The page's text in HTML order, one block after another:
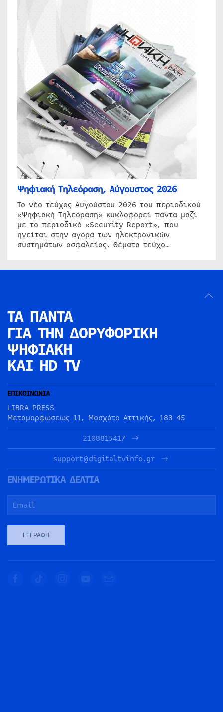
Ψηφιακή Τηλεόραση, Αύγουστος 2026
Το νέο τεύχος Αυγούστου 2026 του περιοδικού
«Ψηφιακή Τηλεόραση» κυκλοφορεί πάντα μαζί
με το περιοδικό «Security Report», που
ηγείται στην αγορά των ηλεκτρονικών
συστημάτων ασφαλείας. Θέματα τεύχο…
ΤΑ ΠΑΝΤΑ
ΓΙΑ ΤΗΝ ΔΟΡΥΦΟΡΙΚΗ
ΨΗΦΙΑΚΗ
ΚΑΙ HD TV
ΕΠΙΚΟΙΝΩΝΙΑ
LIBRA PRESS
Μεταμορφώσεως 11, Μοσχάτο Αττικής, 183 45
2108815417
support@digitaltvinfo.gr
ΕΝΗΜΕΡΩΤΙΚΑ ΔΕΛΤΙΑ
ΕΓΓΡΑΦΉ